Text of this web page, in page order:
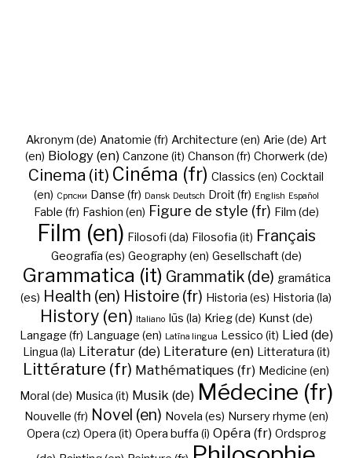
Akronym (de) Anatomie (fr) Architecture (en) Arie (de) Art
(en) Biology (en) Canzone (it) Chanson (fr) Chorwerk (de)
Cinema (it) Cinéma (fr) Classics (en) Cocktail
(en) Cрпски Danse (fr) Dansk Deutsch Droit (fr) English Español
Fable (fr) Fashion (en) Figure de style (fr) Film (de)
Film (en) Filosofi (da) Filosofia (it) Français
Geografía (es) Geography (en) Gesellschaft (de)
Grammatica (it) Grammatik (de) gramática
(es) Health (en) Histoire (fr) Historia (es) Historia (la)
History (en) Italiano Iūs (la) Krieg (de) Kunst (de)
Langage (fr) Language (en) Latīna lingua Lessico (it) Lied (de)
Lingua (la) Literatur (de) Literature (en) Litteratura (it)
Littérature (fr) Mathématiques (fr) Medicine (en)
Moral (de) Musica (it) Musik (de) Médecine (fr)
Nouvelle (fr) Novel (en) Novela (es) Nursery rhyme (en)
Opera (cz) Opera (it) Opera buffa (i) Opéra (fr) Ordsprog